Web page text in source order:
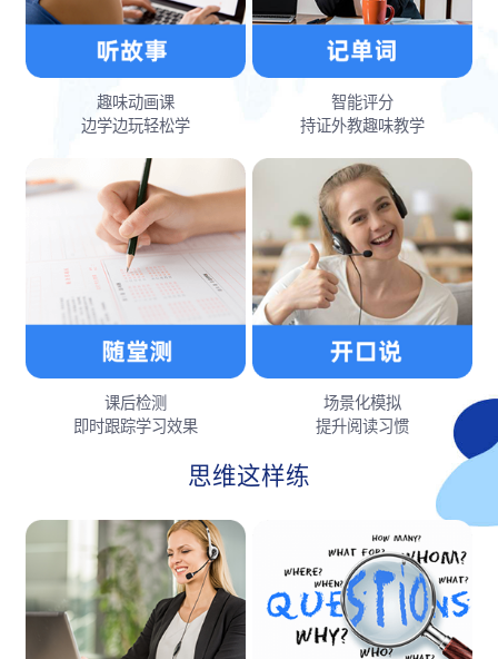
趣味动画课
边学边玩轻松学
智能评分
持证外教趣味教学
课后检测
即时跟踪学习效果
场景化模拟
提升阅读习惯
思维这样练